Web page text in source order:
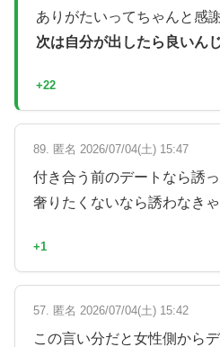
ありがたいってちゃんと感
次は自分が出したら良いん
+22
89. 匿名 2026/07/04(土) 15:47
付き合う前のデートなら誘
奢りたくないなら誘わなき
+1
57. 匿名 2026/07/04(土) 15:42
この言い分だと女性側から